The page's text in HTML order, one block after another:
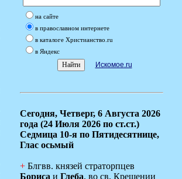
на сайте
в православном интернете
в каталоге Христианство.ru
в Яндекс
Искомое.ru
Сегодня, Четверг, 6 Августа 2026
года (24 Июля 2026 по ст.ст.)
Седмица 10-я по Пятидесятнице,
Глас осьмый
+ Блгвв. князей страторпцев
Бориса и Глеба, во св. Крещении